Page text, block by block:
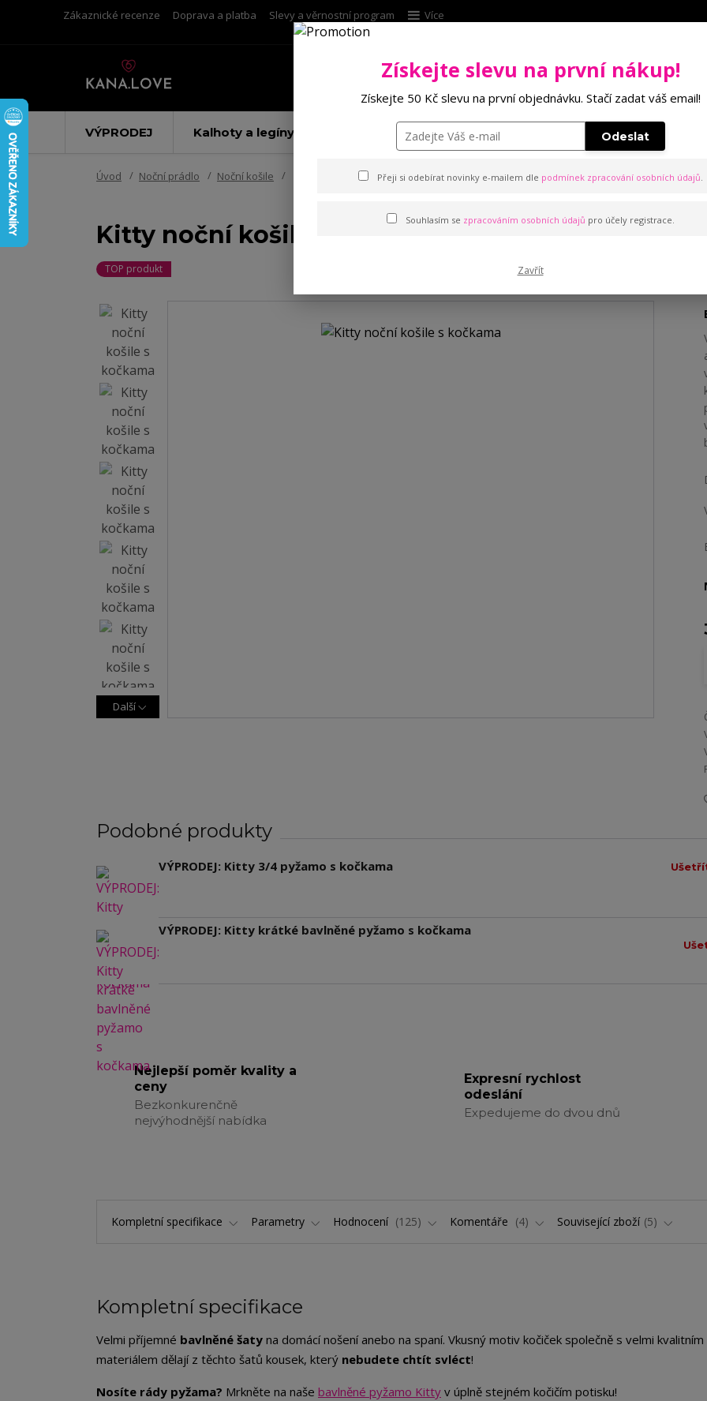
Zákaznické recenze Doprava a platba Slevy a věrnostní program Více
VÝPRODEJ Kalhoty a legíny Punčochové zboží
Úvod Noční prádlo Noční košile Kitty noční košile s kočkama
Kitty noční košile s kočkama
TOP produkt
Další
Podobné produkty
VÝPRODEJ: Kitty 3/4 pyžamo s kočkama
VÝPRODEJ: Kitty krátké bavlněné pyžamo s kočkama
Nejlepší poměr kvality a
ceny
Bezkonkurenčně
nejvýhodnější nabídka
Expresní rychlost
odeslání
Expedujeme do dvou dnů
Kompletní specifikace Parametry Hodnocení 125 Komentáře 4 Související zboží 5
Kompletní specifikace
Velmi příjemné bavlněné šaty na domácí nošení anebo na spaní. Vkusný motiv kočiček společně s velmi kvalitním
materiálem dělají z těchto šatů kousek, který nebudete chtít svléct!
Nosíte rády pyžama? Mrkněte na naše bavlněné pyžamo Kitty v úplně stejném kočičím potisku!
Získejte slevu na první nákup!
Získejte 50 Kč slevu na první objednávku. Stačí zadat váš email!
Odeslat
Přeji si odebírat novinky e-mailem dle podmínek zpracování osobních údajů.
Souhlasím se zpracováním osobních údajů pro účely registrace.
Zavřít